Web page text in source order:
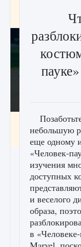
9 августа 2024
Как включить
9 августа 2024
небольшую
еще одному
«Человек-
изучения
доступных
и веселого
образа,
в